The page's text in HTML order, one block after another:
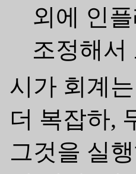
외에 인
조정해서
시가 회계
더 복잡하,
그것을 실